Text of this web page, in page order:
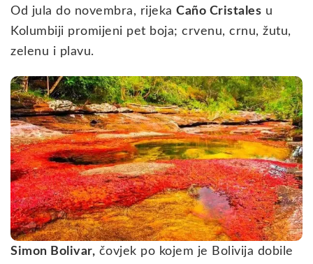
Od jula do novembra, rijeka Caño Cristales u
Kolumbiji promijeni pet boja; crvenu, crnu, žutu,
zelenu i plavu.
Simon Bolivar, čovjek po kojem je Bolivija dobile